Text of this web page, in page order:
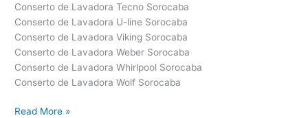
Conserto de Lavadora Tecno Sorocaba
Conserto de Lavadora U-line Sorocaba
Conserto de Lavadora Viking Sorocaba
Conserto de Lavadora Weber Sorocaba
Conserto de Lavadora Whirlpool Sorocaba
Conserto de Lavadora Wolf Sorocaba
Conserto
Read More »